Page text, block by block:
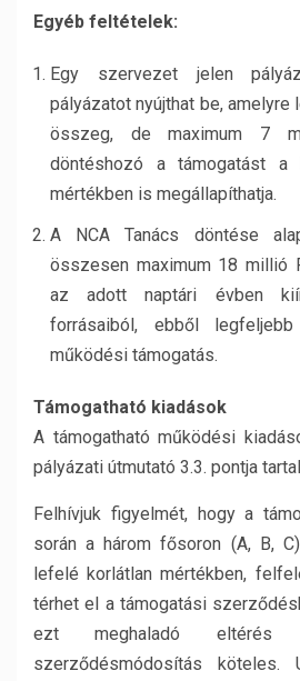
Egyéb feltételek:
Egy szervezet jelen
pályázatot nyújthat be,
összeg, de maximum 7
döntéshozó a támogatást a
mértékben is megállapíthatja.
A NCA Tanács döntése
összesen maximum 18 millió
az adott naptári évben
forrásaiból, ebből
működési támogatás.
Támogatható kiadások
A támogatható működési
pályázati útmutató 3.3. pontja
Felhívjuk figyelmét, hogy a
során a három fősoron (A, B,
lefelé korlátlan mértékben,
térhet el a támogatási
ezt meghaladó eltérés
szerződésmódosítás